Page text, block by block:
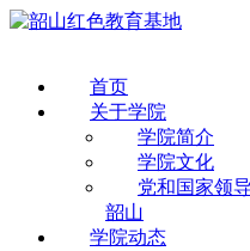
首页
关于学院
学院简介
学院文化
党和国家领
韶山
学院动态